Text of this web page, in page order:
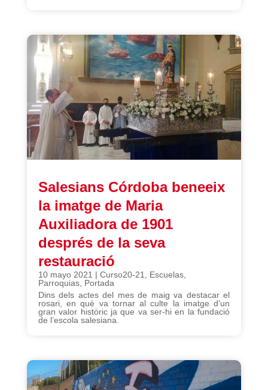
Salesians Córdoba beneeix
la imatge de Maria
Auxiliadora de 1901
després de la seva
restauració
10 mayo 2021 | Curso20-21 Escuelas,
Parroquias, Portada
Dins dels actes del mes de maig va destacar el
rosari, en què va tornar al culte la imatge d’un
gran valor històric ja que va ser-hi en la fundació
de l’escola salesiana.